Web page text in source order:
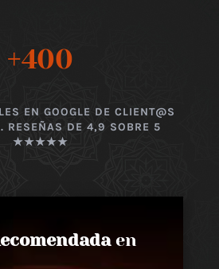
+400
EN GOOGLE DE CLIENT@S
RESEÑAS DE 4,9 SOBRE 5
★★★★★
en